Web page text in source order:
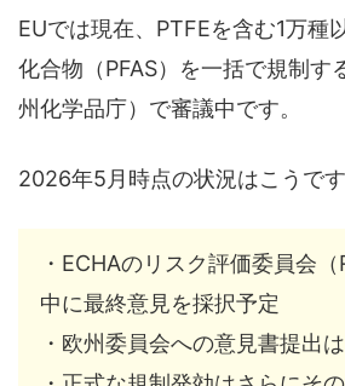
EUでは現在、PTFEを含む1万種
化合物（PFAS）を一括で規制す
州化学品庁）で審議中です。
2026年5月時点の状況はこうです
・ECHAのリスク評価委員会
中に最終意見を採択予定
・欧州委員会への意見書提出は